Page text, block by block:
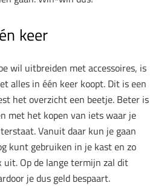
keer
wil uitbreiden met accessoires, is
alles in één keer koopt. Dit is een
het overzicht een beetje. Beter is
met het kopen van iets waar je
Vanuit daar kun je gaan
kunt gebruiken in je kast en zo
uit. Op de lange termijn zal dit
je dus geld bespaart.